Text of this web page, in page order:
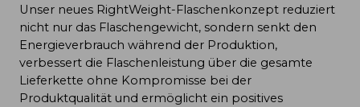
Unser neues RightWeight-Flaschenkonzept reduziert
nicht nur das Flaschengewicht, sondern senkt den
Energieverbrauch während der Produktion,
verbessert die Flaschenleistung über die gesamte
Lieferkette ohne Kompromisse bei der
Produktqualität und ermöglicht ein positives